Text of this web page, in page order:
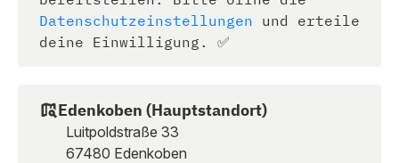
Datenschutzeinstellungen und erteile
deine Einwilligung. ✅
Edenkoben (Hauptstandort)
Luitpoldstraße 33
67480 Edenkoben